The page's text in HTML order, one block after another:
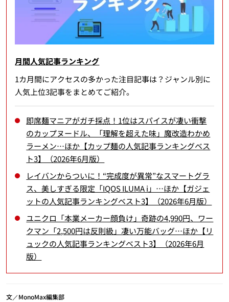
月間人気記事ランキング
1カ月間にアクセスの多かった注目記事は？ジャンル別に
人気上位3記事をまとめてご紹介。
即席麺マニアがガチ採点！1位はスパイスが凄い衝撃
のカップヌードル、「理解を超えた味」魔改造わかめ
ラーメン…ほか【カップ麺の人気記事ランキングベス
ト3】（2026年6月版）
レイバンからついに！“完成度が異常”なスマートグラ
ス、美しすぎる限定「IQOS ILUMA i」…ほか【ガジェ
ットの人気記事ランキングベスト3】（2026年6月版）
ユニクロ「本業メーカー顔負け」奇跡の4,990円、ワー
クマン「2,500円は反則級」凄い万能バッグ…ほか【リ
ュックの人気記事ランキングベスト3】（2026年6月
版）
文／MonoMax編集部